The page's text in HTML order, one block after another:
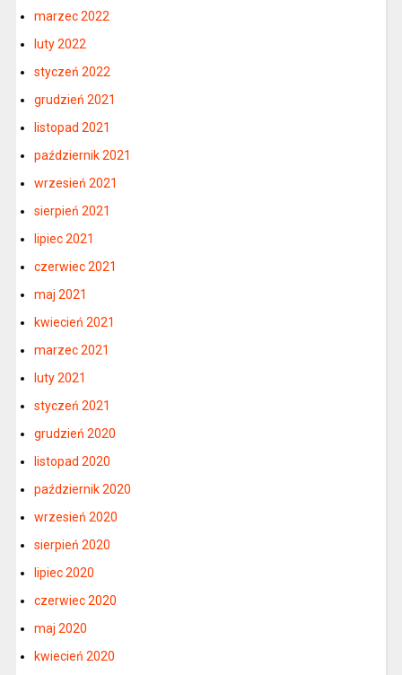
marzec 2022
luty 2022
styczeń 2022
grudzień 2021
listopad 2021
październik 2021
wrzesień 2021
sierpień 2021
lipiec 2021
czerwiec 2021
maj 2021
kwiecień 2021
marzec 2021
luty 2021
styczeń 2021
grudzień 2020
listopad 2020
październik 2020
wrzesień 2020
sierpień 2020
lipiec 2020
czerwiec 2020
maj 2020
kwiecień 2020